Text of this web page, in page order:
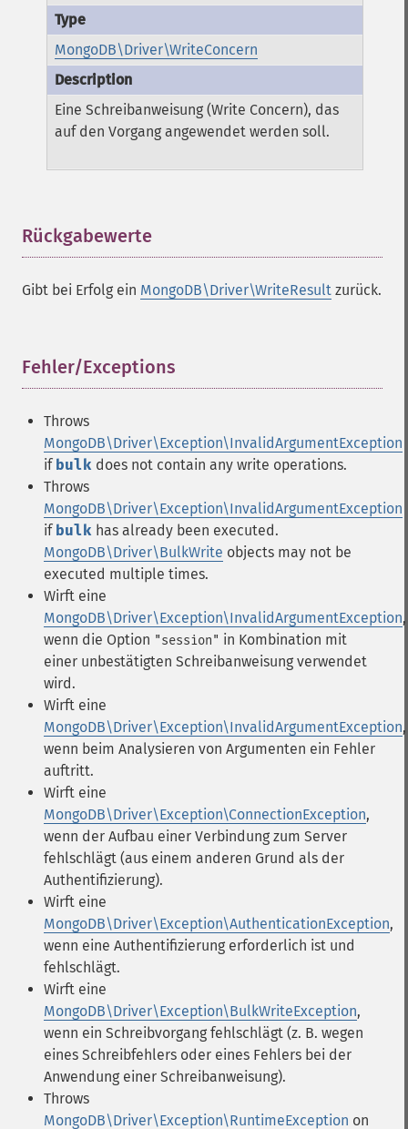
MongoDB\Driver\WriteConcern
Eine Schreibanweisung (Write Concern), das
auf den Vorgang angewendet werden soll.
Rückgabewerte
Gibt bei Erfolg ein MongoDB\Driver\WriteResult zurück.
Fehler/Exceptions
Throws
MongoDB\Driver\Exception\InvalidArgumentException
if bulk does not contain any write operations.
Throws
MongoDB\Driver\Exception\InvalidArgumentException
if bulk has already been executed.
MongoDB\Driver\BulkWrite objects may not be
executed multiple times.
Wirft eine
MongoDB\Driver\Exception\InvalidArgumentException,
wenn die Option "session" in Kombination mit
einer unbestätigten Schreibanweisung verwendet
wird.
Wirft eine
MongoDB\Driver\Exception\InvalidArgumentException,
wenn beim Analysieren von Argumenten ein Fehler
auftritt.
Wirft eine
MongoDB\Driver\Exception\ConnectionException,
wenn der Aufbau einer Verbindung zum Server
fehlschlägt (aus einem anderen Grund als der
Authentifizierung).
Wirft eine
MongoDB\Driver\Exception\AuthenticationException,
wenn eine Authentifizierung erforderlich ist und
fehlschlägt.
Wirft eine
MongoDB\Driver\Exception\BulkWriteException,
wenn ein Schreibvorgang fehlschlägt (z. B. wegen
eines Schreibfehlers oder eines Fehlers bei der
Anwendung einer Schreibanweisung).
Throws
MongoDB\Driver\Exception\RuntimeException on